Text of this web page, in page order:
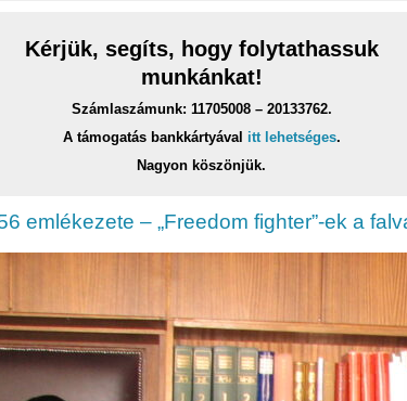
Kérjük, segíts, hogy folytathassuk
munkánkat!
Számlaszámunk: 11705008 – 20133762.
A támogatás bankkártyával itt lehetséges.
Nagyon köszönjük.
emlékezete – „Freedom fighter”-ek a